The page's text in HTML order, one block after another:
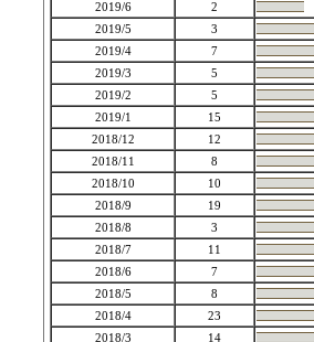
2019/6
2
2019/5
3
2019/4
7
2019/3
5
2019/2
5
2019/1
15
2018/12
12
2018/11
8
2018/10
10
2018/9
19
2018/8
3
2018/7
11
2018/6
7
2018/5
8
2018/4
23
2018/3
14